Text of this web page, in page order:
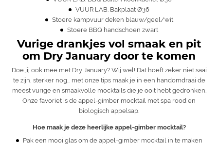
VUUR LAB. Bakplaat Ø36
Stoere kampvuur deken blauw/geel/wit
Stoere BBQ handschoen zwart
Vurige drankjes vol smaak en pit
om Dry January door te komen
Doe jij ook mee met Dry January? Wij wel! Dat hoeft zeker niet saai
te zijn, sterker nog... met onze tips maak je in een handomdraai de
meest vurige en smaakvolle mocktails die je ooit hebt gedronken.
Onze favoriet is de appel-gimber mocktail met spa rood en
biologisch appelsap.
Hoe maak je deze heerlijke appel-gimber mocktail?
Pak een mooi glas om de appel-gimber mocktail in te maken